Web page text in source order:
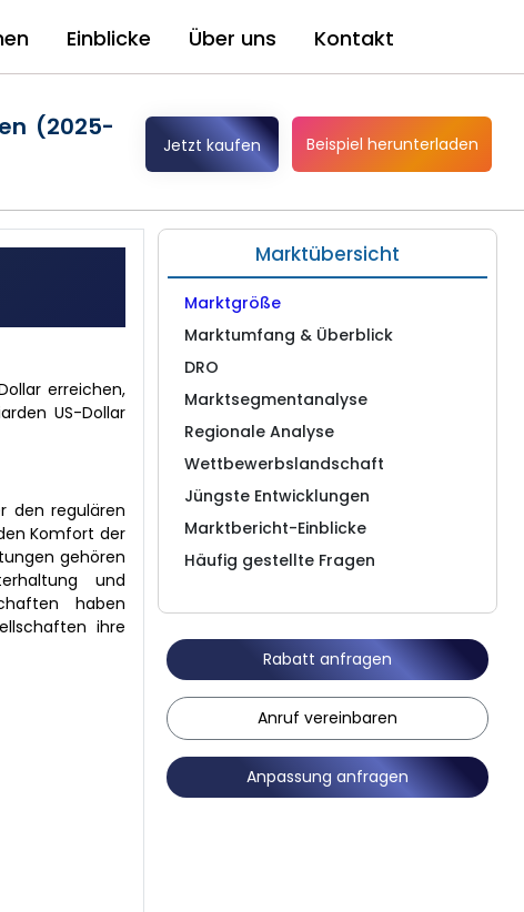
Einblicke Über uns Kontakt
(2025-
Jetzt kaufen Beispiel herunterladen
erreichen,
US-Dollar
den regulären
Komfort der
gehören
und
haben
ihre
Marktübersicht
Marktgröße
Marktumfang & Überblick
DRO
Marktsegmentanalyse
Regionale Analyse
Wettbewerbslandschaft
Jüngste Entwicklungen
Marktbericht-Einblicke
Häufig gestellte Fragen
Rabatt anfragen
Anruf vereinbaren
Anpassung anfragen